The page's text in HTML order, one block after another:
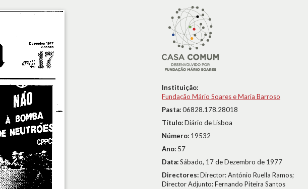
Instituição:
Fundação Mário Soares e Maria Barroso
Pasta:06828.178.28018
Título:Diário de Lisboa
Número: 19532
Ano: 57
Data:Sábado, 17 de Dezembro de 1977
Directores:Director: António Ruella Ramos;
Director Adjunto: Fernando Piteira Santos